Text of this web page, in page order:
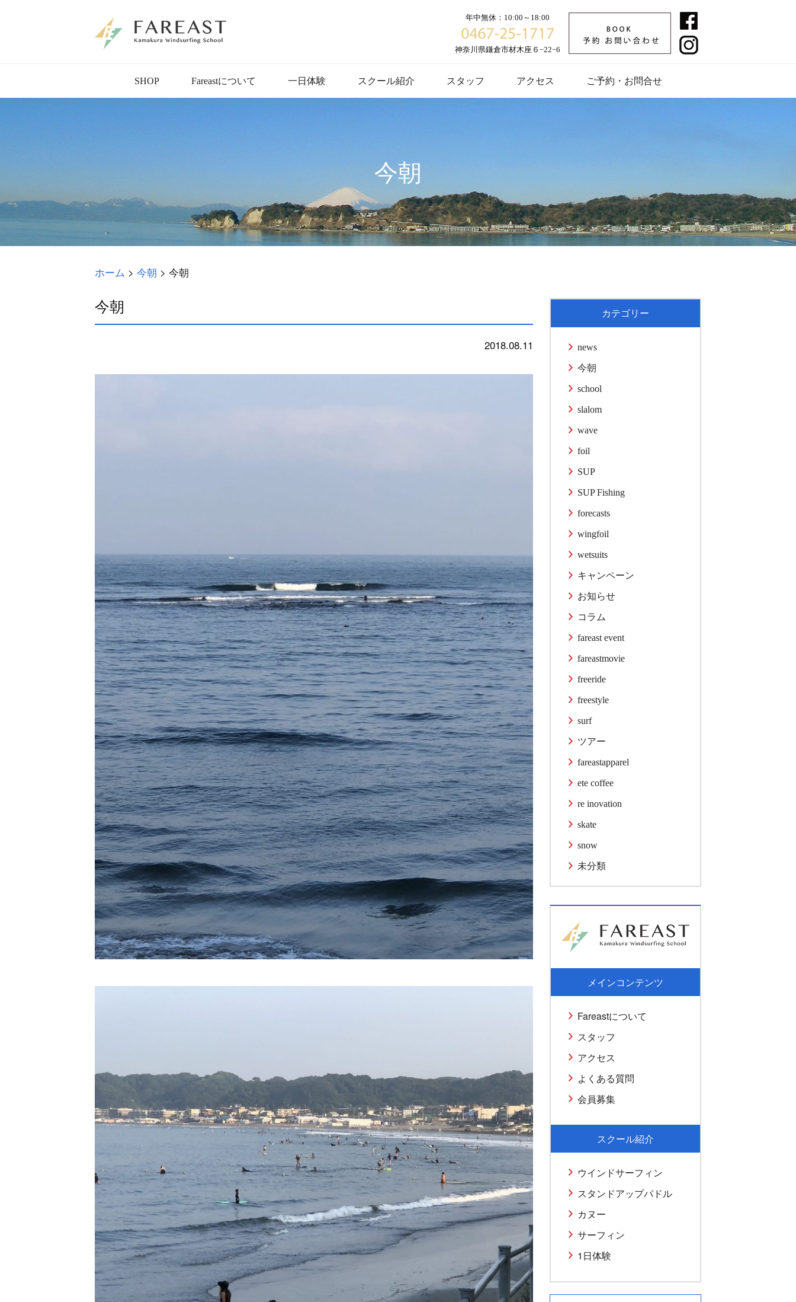
年中無休：10:00～18:00
神奈川県鎌倉市材木座６−22−6
SHOP Fareastについて 一日体験 スクール紹介 スタッフ アクセス ご予約・お問合せ
今朝
ホーム > 今朝 > 今朝
今朝
2018.08.11
カテゴリー
news
今朝
school
slalom
wave
foil
SUP
SUP Fishing
forecasts
wingfoil
wetsuits
キャンペーン
お知らせ
コラム
fareast event
fareastmovie
freeride
freestyle
surf
ツアー
fareastapparel
ete coffee
re inovation
skate
snow
未分類
メインコンテンツ
Fareastについて
スタッフ
アクセス
よくある質問
会員募集
スクール紹介
ウインドサーフィン
スタンドアップパドル
カヌー
サーフィン
1日体験